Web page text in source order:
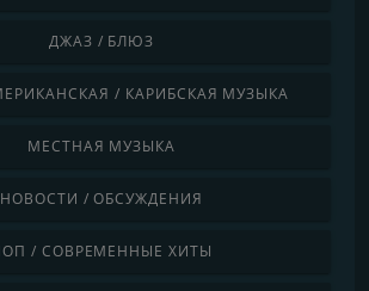
ДЖАЗ / БЛЮЗ
/ КАРИБСКАЯ МУЗЫКА
МЕСТНАЯ МУЗЫКА
НОВОСТИ / ОБСУЖДЕНИЯ
/ СОВРЕМЕННЫЕ ХИТЫ